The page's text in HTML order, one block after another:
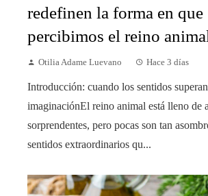
redefinen la forma en que
percibimos el reino
Otilia Adame Luevano Hace 3 días
Introducción: cuando los sentidos
imaginaciónEl reino animal está lleno de
sorprendentes, pero pocas son tan
sentidos extraordinarios qu...